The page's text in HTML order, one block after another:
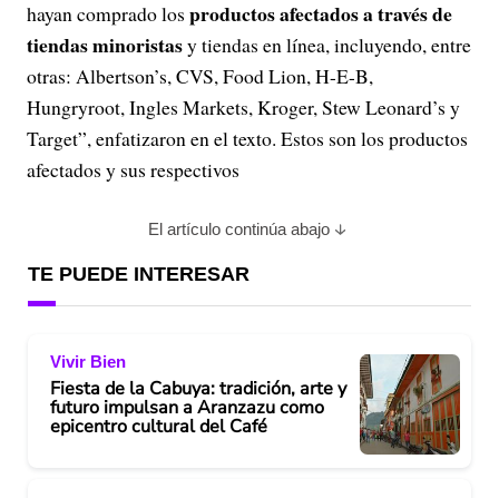
hayan comprado los productos afectados a través de
tiendas minoristasy tiendas en línea, incluyendo, entre
otras: Albertson’s, CVS, Food Lion, H-E-B,
Hungryroot, Ingles Markets, Kroger, Stew Leonard’s y
Target”, enfatizaron en el texto. Estos son los productos
afectados y sus respectivos
El artículo continúa abajo
TE PUEDE INTERESAR
Vivir Bien
Fiesta de la Cabuya: tradición, arte y
futuro impulsan a Aranzazu como
epicentro cultural del Café